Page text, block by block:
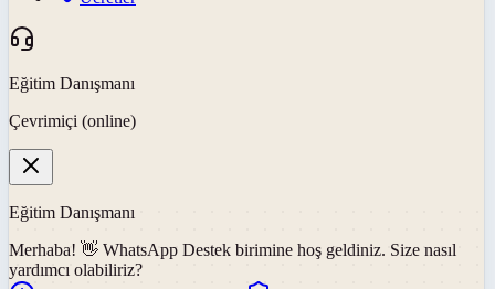
Eğitim Danışmanı
Çevrimiçi (online)
Eğitim Danışmanı
Merhaba! 👋 WhatsApp Destek birimine hoş geldiniz. Size nasıl
yardımcı olabiliriz?